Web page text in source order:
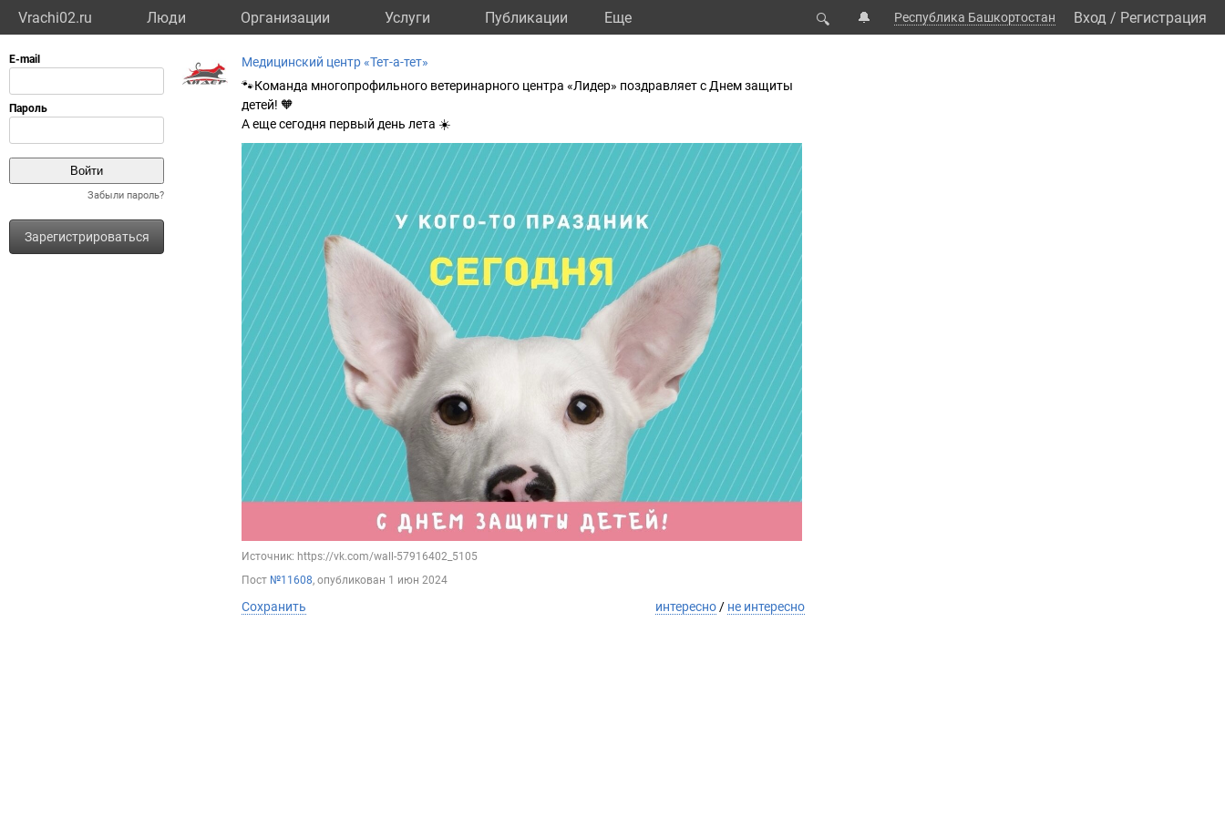
Vrachi02.ru Люди Организации Услуги Публикации Eще 🔍 🔔 Республика Башкортостан Вход / Регистрация
Забыли пароль?
Зарегистрироваться
Медицинский центр «Тет-а-тет»
🐾Команда многопрофильного ветеринарного центра «Лидер» поздравляет с Днем защиты
детей! 🧡
А еще сегодня первый день лета ☀️
Источник: https://vk.com/wall-57916402_5105
Пост №11608, опубликован 1 июн 2024
Сохранить интересно / не интересно